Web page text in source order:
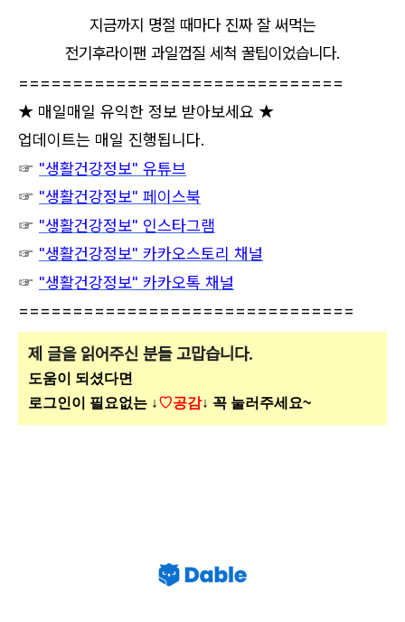
지금까지 명절 때마다 진짜 잘 써먹는
전기후라이팬 과일껍질 세척 꿀팁이었습니다.
==============================
★ 매일매일 유익한 정보 받아보세요 ★
업데이트는 매일 진행됩니다.
☞ "생활건강정보" 유튜브
☞ "생활건강정보" 페이스북
☞ "생활건강정보" 인스타그램
☞ "생활건강정보" 카카오스토리 채널
☞ "생활건강정보" 카카오톡 채널
===============================
제 글을 읽어주신 분들 고맙습니다.
도움이 되셨다면
로그인이 필요없는 ↓♡공감↓ 꼭 눌러주세요~